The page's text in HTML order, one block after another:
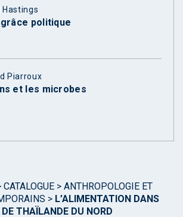
Hastings
politique
Piarroux
et les microbes
CATALOGUE > ANTHROPOLOGIE ET
> L’ALIMENTATION DANS
THAÏLANDE DU NORD